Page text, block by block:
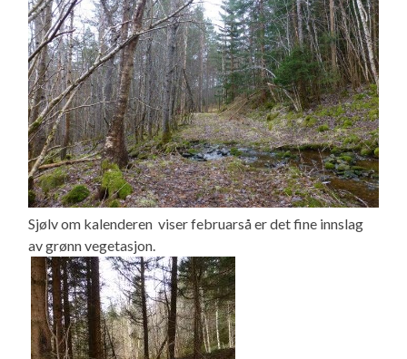
Sjølv om kalenderen viser februarså er det fine innslag
av grønn vegetasjon.